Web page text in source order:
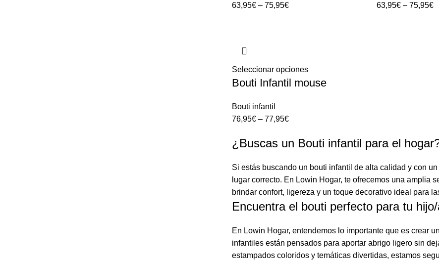
63,95€– 75,95€
63,95€– 75,95€
Seleccionar opciones
Bouti Infantil mouse
Bouti infantil
76,95€– 77,95€
¿Buscas un Bouti infantil para el
Si estás buscando un bouti infantil de alta calidad y con
lugar correcto. En Lowin Hogar, te ofrecemos una
brindar confort, ligereza y un toque decorativo ideal para
Encuentra el bouti perfecto para tu
En Lowin Hogar, entendemos lo importante que es crear
infantiles están pensados para aportar abrigo ligero sin
estampados coloridos y temáticas divertidas, estamos